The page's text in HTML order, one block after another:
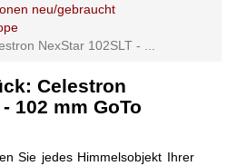
neu/gebraucht
NexStar 102SLT - ...
Celestron
102 mm GoTo
Sie jedes Himmelsobjekt Ihrer